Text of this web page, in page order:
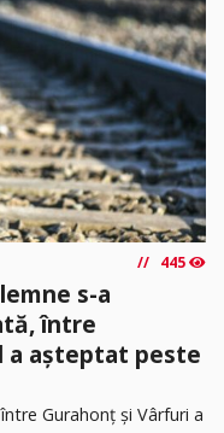
445
s-a
între
a așteptat peste
Gurahonț și Vârfuri a